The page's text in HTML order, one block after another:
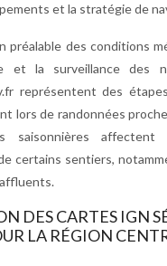
et la stratégie de
préalable des conditions
et la surveillance des
représentent des
lors de randonnées
saisonnières affectent
certains sentiers,
DES CARTES IGN
LA RÉGION